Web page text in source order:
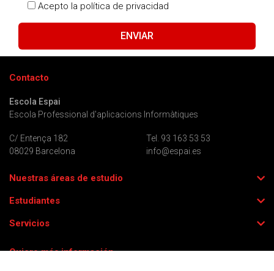
Acepto la política de privacidad
Contacto
Escola Espai
Escola Professional d'aplicacions Informàtiques
C/ Entença 182
08029 Barcelona
Tel. 93 163 53 53
info@espai.es
Nuestras áreas de estudio
Estudiantes
Servicios
Quiero más información